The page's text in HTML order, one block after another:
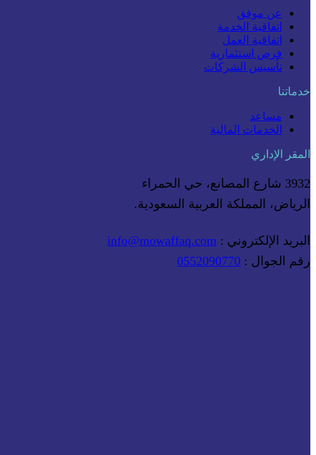
عن موفق
اتفاقية الخدمة
اتفاقية العمل
فرص استثمارية
تأسيس الشركات
خدماتنا
مساعد
الخدمات المالية
المقر الإداري
3932 شارع المصانع، حي الحمراء
الرياض، المملكة العربية السعودية.
البريد الإلكتروني : info@mowaffaq.com
رقم الجوال : 0552090770